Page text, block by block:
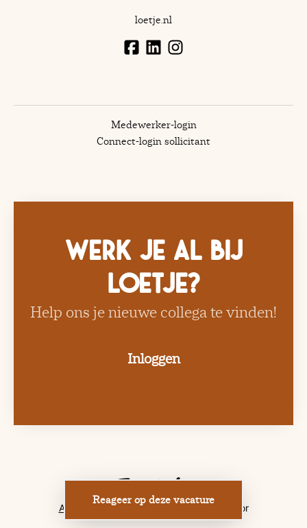
Reageer op deze vacature
loetje.nl
Medewerker-login
Connect-login sollicitant
Werk je al bij
Loetje?
Help ons je nieuwe collega te vinden!
Inloggen
Applicant tracking system door Teamtailor